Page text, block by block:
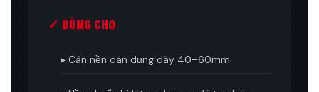
✓ DÙNG CHO
▸ Cán nền dân dụng dày 40–60mm